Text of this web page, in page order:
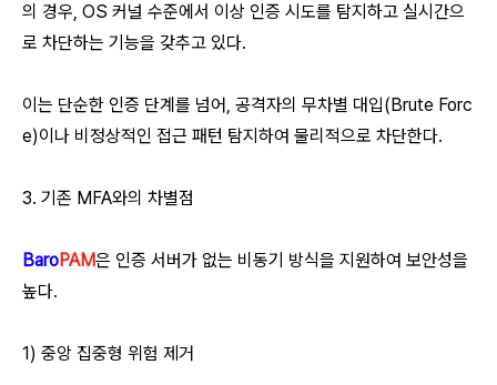
의 경우, OS 커널 수준에서 이상 인증 시도를 탐지하고 실시간으
로 차단하는 기능을 갖추고 있다.
이는 단순한 인증 단계를 넘어, 공격자의 무차별 대입(Brute Forc
e)이나 비정상적인 접근 패턴 탐지하여 물리적으로 차단한다.
3. 기존 MFA와의 차별점
BaroPAM은 인증 서버가 없는 비동기 방식을 지원하여 보안성을
높다.
1) 중앙 집중형 위험 제거